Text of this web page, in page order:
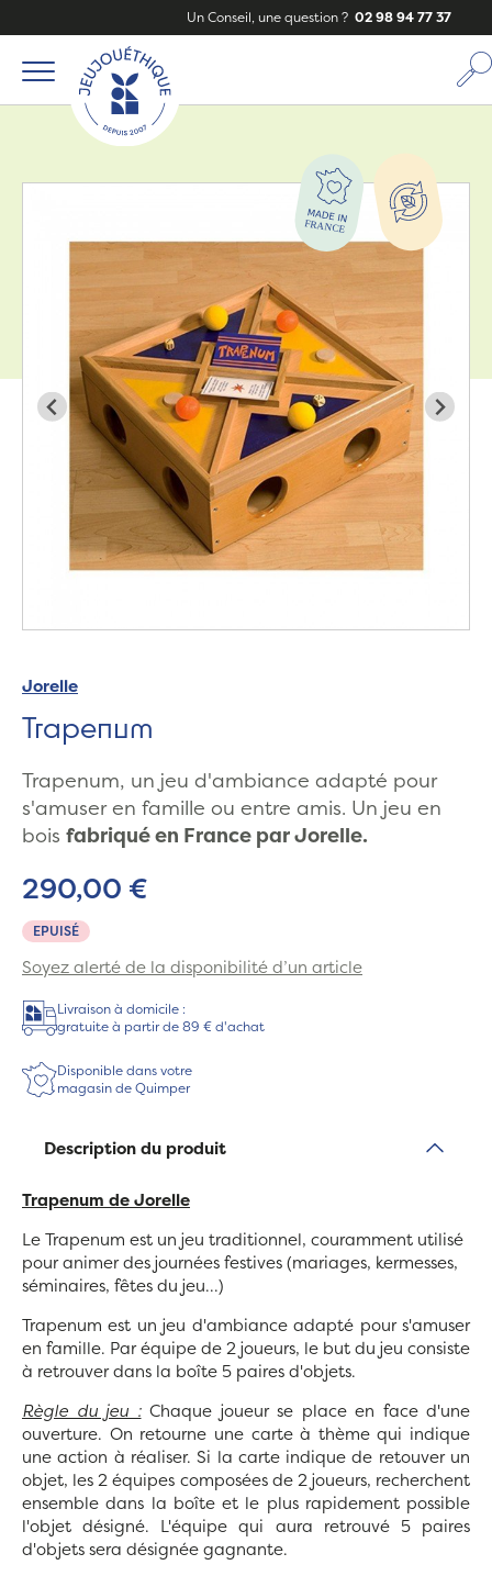
Un Conseil, une question ? 02 98 94 77 37
Jorelle
Trapenum
Trapenum, un jeu d'ambiance adapté pour
s'amuser en famille ou entre amis. Un jeu en
bois fabriqué en France par Jorelle.
EPUISÉ
290,00 €
Soyez alerté de la disponibilité d’un article
Livraison à domicile :
gratuite à partir de 89 € d'achat
Disponible dans votre
magasin de Quimper
Description du produit
Trapenum de Jorelle
Le Trapenum est un jeu traditionnel, couramment utilisé
pour animer des journées festives (mariages, kermesses,
séminaires, fêtes du jeu...)
Trapenum est un jeu d'ambiance adapté pour s'amuser
en famille. Par équipe de 2 joueurs, le but du jeu consiste
à retrouver dans la boîte 5 paires d'objets.
Règle du jeu :Chaque joueur se place en face d'une
ouverture. On retourne une carte à thème qui indique
une action à réaliser. Si la carte indique de retouver un
objet, les 2 équipes composées de 2 joueurs, recherchent
ensemble dans la boîte et le plus rapidement possible
l'objet désigné. L'équipe qui aura retrouvé 5 paires
d'objets sera désignée gagnante.